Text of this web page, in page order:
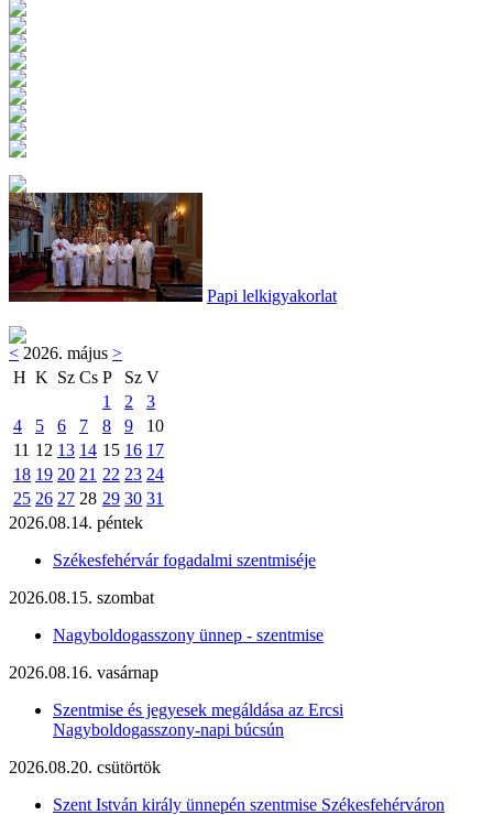
Papi lelkigyakorlat
< 2026. május >
H K Sz Cs P Sz V
1
2
3
4
5 6 7 8 9
10
11 12 13 14 15 16 17
18 19 20 21 22 23 24
25 26 27 28 29 30 31
2026.08.14. péntek
Székesfehérvár fogadalmi szentmiséje
2026.08.15. szombat
Nagyboldogasszony ünnep - szentmise
2026.08.16. vasárnap
Szentmise és jegyesek megáldása az Ercsi
Nagyboldogasszony-napi búcsún
2026.08.20. csütörtök
Szent István király ünnepén szentmise Székesfehérváron